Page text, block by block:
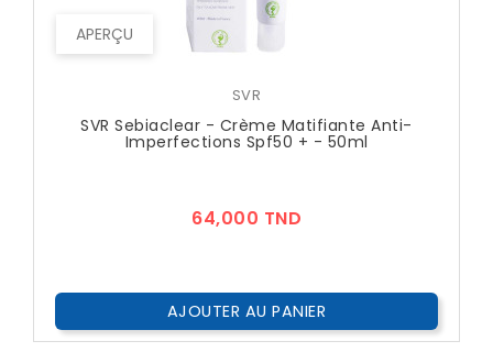
APERÇU
SVR
SVR Sebiaclear - Crème Matifiante Anti-
Imperfections Spf50 + - 50ml
64,000 TND
AJOUTER AU PANIER